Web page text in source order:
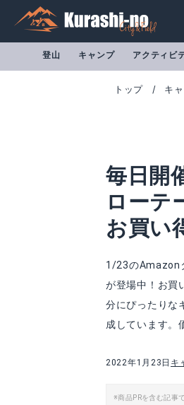
登山 キャンプ アクティビ
トップ キ
毎日開
ローテ
お買い
1/23のAmazon
が登場中！お買
分にぴったりな
成しています。
2022年1月23日 キ
※商品PRを含む記事